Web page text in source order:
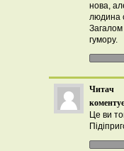
нова,
людина
гумору.
Читач
Це ви